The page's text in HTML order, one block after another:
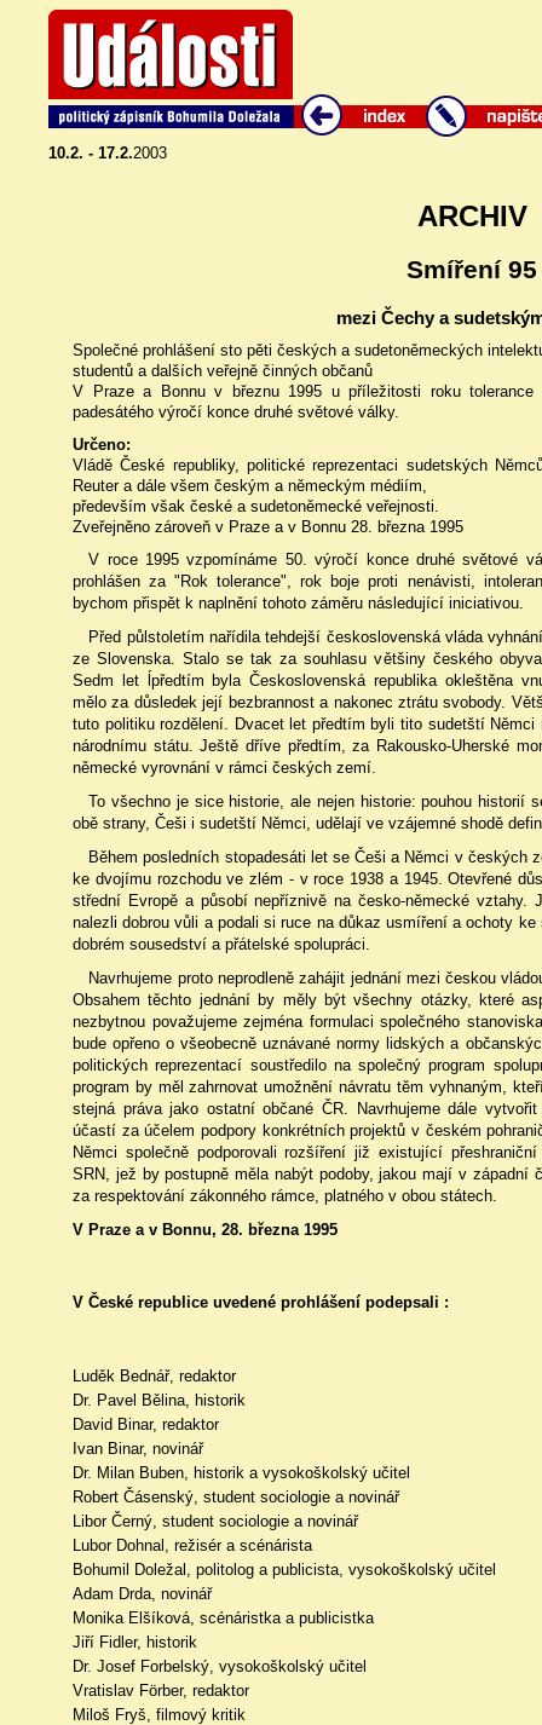
10.2. - 17.2.2003
ARCHIV
Smíření 95
mezi Čechy a
Společné prohlášení sto pěti českých a sudetoněmeckých
studentů a dalších veřejně činných občanů
V Praze a Bonnu v březnu 1995 u příležitosti roku tolerance
padesátého výročí konce druhé světové války.
Určeno:
Vládě České republiky, politické reprezentaci sudetských
Reuter a dále všem českým a německým médiím,
především však české a sudetoněmecké veřejnosti.
Zveřejněno zároveň v Praze a v Bonnu 28. března 1995
V roce 1995 vzpomínáme 50. výročí konce druhé světové
prohlášen za "Rok tolerance", rok boje proti nenávisti,
bychom přispět k naplnění tohoto záměru následující iniciativou.
Před půlstoletím nařídila tehdejší československá vláda
ze Slovenska. Stalo se tak za souhlasu většiny českého
Sedm let ĺpředtím byla Československá republika okleštěna
mělo za důsledek její bezbrannost a nakonec ztrátu svobody.
tuto politiku rozdělení. Dvacet let předtím byli tito sudetští
národnímu státu. Ještě dříve předtím, za Rakousko-Uherské
německé vyrovnání v rámci českých zemí.
To všechno je sice historie, ale nejen historie: pouhou historií
obě strany, Češi i sudetští Němci, udělají ve vzájemné shodě
Během posledních stopadesáti let se Češi a Němci v českých
ke dvojímu rozchodu ve zlém - v roce 1938 a 1945. Otevřené
střední Evropě a působí nepříznivě na česko-německé
nalezli dobrou vůli a podali si ruce na důkaz usmíření a ochoty
dobrém sousedství a přátelské spolupráci.
Navrhujeme proto neprodleně zahájit jednání mezi českou
Obsahem těchto jednání by měly být všechny otázky, které
nezbytnou považujeme zejména formulaci společného
bude opřeno o všeobecně uznávané normy lidských a
politických reprezentací soustředilo na společný program
program by měl zahrnovat umožnění návratu těm vyhnaným,
stejná práva jako ostatní občané ČR. Navrhujeme dále
účastí za účelem podpory konkrétních projektů v českém
Němci společně podporovali rozšíření již existující
SRN, jež by postupně měla nabýt podoby, jakou mají v západní
za respektování zákonného rámce, platného v obou státech.
V Praze a v Bonnu, 28. března 1995
V České republice uvedené prohlášení podepsali :
Luděk Bednář, redaktor
Dr. Pavel Bělina, historik
David Binar, redaktor
Ivan Binar, novinář
Dr. Milan Buben, historik a vysokoškolský učitel
Robert Čásenský, student sociologie a novinář
Libor Černý, student sociologie a novinář
Lubor Dohnal, režisér a scénárista
Bohumil Doležal, politolog a publicista, vysokoškolský učitel
Adam Drda, novinář
Monika Elšíková, scénáristka a publicistka
Jiří Fidler, historik
Dr. Josef Forbelský, vysokoškolský učitel
Vratislav Förber, redaktor
Miloš Fryš, filmový kritik